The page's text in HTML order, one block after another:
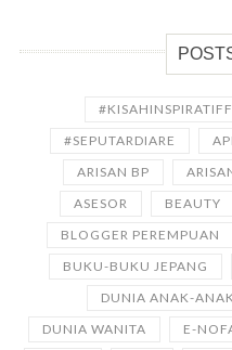
#SEPUTARDIARE
ARISAN BP
ASESOR
BEAUTY
BLOGGER PEREMPUAN
BUKU-BUKU JEPANG
DUNIA ANAK-ANAK
DUNIA WANITA
E-